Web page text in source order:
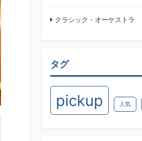
クラシック・オーケストラ
タグ
pickup 人気